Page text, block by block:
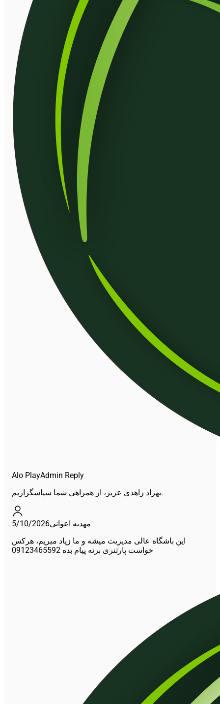
Alo PlayAdmin Reply
بهراد زاهدی عزیز، از همراهی شما سپاسگزاریم.
مهدیه اعوانی5/10/2026
این باشگاه عالی مدیریت میشه و ما زیاد میریم، هرکس
خواست پارتنری بزنه پیام بده 09123465592